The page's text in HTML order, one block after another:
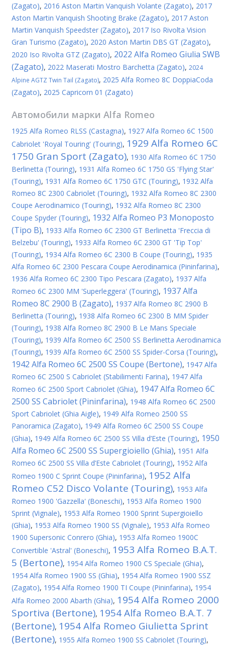
(Zagato), 2016 Aston Martin Vanquish Volante (Zagato), 2017
Aston Martin Vanquish Shooting Brake (Zagato), 2017 Aston
Martin Vanquish Speedster (Zagato), 2017 Iso Rivolta Vision
Gran Turismo (Zagato), 2020 Aston Martin DBS GT (Zagato),
2020 Iso Rivolta GTZ (Zagato), 2022 Alfa Romeo Giulia SWB
(Zagato), 2022 Maserati Mostro Barchetta (Zagato), 2024
Alpine AGTZ Twin Tail (Zagato), 2025 Alfa Romeo 8C DoppiaCoda
(Zagato), 2025 Capricorn 01 (Zagato)
Автомобили марки Alfa Romeo
1925 Alfa Romeo RLSS (Castagna), 1927 Alfa Romeo 6C 1500
Cabriolet 'Royal Touring' (Touring), 1929 Alfa Romeo 6C
1750 Gran Sport (Zagato), 1930 Alfa Romeo 6C 1750
Berlinetta (Touring), 1931 Alfa Romeo 6C 1750 GS 'Flying Star'
(Touring), 1931 Alfa Romeo 6C 1750 GTC (Touring), 1932 Alfa
Romeo 8C 2300 Cabriolet (Touring), 1932 Alfa Romeo 8C 2300
Coupe Aerodinamico (Touring), 1932 Alfa Romeo 8C 2300
Coupe Spyder (Touring), 1932 Alfa Romeo P3 Monoposto
(Tipo B), 1933 Alfa Romeo 6C 2300 GT Berlinetta 'Freccia di
Belzebu' (Touring), 1933 Alfa Romeo 6C 2300 GT 'Tip Top'
(Touring), 1934 Alfa Romeo 6C 2300 B Coupe (Touring), 1935
Alfa Romeo 6C 2300 Pescara Coupe Aerodinamica (Pininfarina),
1936 Alfa Romeo 6C 2300 Tipo Pescara (Zagato), 1937 Alfa
Romeo 6C 2300 MM 'Superleggera' (Touring), 1937 Alfa
Romeo 8C 2900 B (Zagato), 1937 Alfa Romeo 8C 2900 B
Berlinetta (Touring), 1938 Alfa Romeo 6C 2300 B MM Spider
(Touring), 1938 Alfa Romeo 8C 2900 B Le Mans Speciale
(Touring), 1939 Alfa Romeo 6C 2500 SS Berlinetta Aerodinamica
(Touring), 1939 Alfa Romeo 6C 2500 SS Spider-Corsa (Touring),
1942 Alfa Romeo 6C 2500 SS Coupe (Bertone), 1947 Alfa
Romeo 6C 2500 S Cabriolet (Stabilimenti Farina), 1947 Alfa
Romeo 6C 2500 Sport Cabriolet (Ghia), 1947 Alfa Romeo 6C
2500 SS Cabriolet (Pininfarina), 1948 Alfa Romeo 6C 2500
Sport Cabriolet (Ghia Aigle), 1949 Alfa Romeo 2500 SS
Panoramica (Zagato), 1949 Alfa Romeo 6C 2500 SS Coupe
(Ghia), 1949 Alfa Romeo 6C 2500 SS Villa d’Este (Touring), 1950
Alfa Romeo 6C 2500 SS Supergioiello (Ghia), 1951 Alfa
Romeo 6C 2500 SS Villa d’Este Cabriolet (Touring), 1952 Alfa
Romeo 1900 C Sprint Coupe (Pininfarina), 1952 Alfa
Romeo C52 Disco Volante (Touring), 1953 Alfa
Romeo 1900 'Gazzella' (Boneschi), 1953 Alfa Romeo 1900
Sprint (Vignale), 1953 Alfa Romeo 1900 Sprint Supergioiello
(Ghia), 1953 Alfa Romeo 1900 SS (Vignale), 1953 Alfa Romeo
1900 Supersonic Conrero (Ghia), 1953 Alfa Romeo 1900C
Convertible 'Astral' (Boneschi), 1953 Alfa Romeo B.A.T.
5 (Bertone), 1954 Alfa Romeo 1900 CS Speciale (Ghia),
1954 Alfa Romeo 1900 SS (Ghia), 1954 Alfa Romeo 1900 SSZ
(Zagato), 1954 Alfa Romeo 1900 TI Coupe (Pininfarina), 1954
Alfa Romeo 2000 Abarth (Ghia), 1954 Alfa Romeo 2000
Sportiva (Bertone), 1954 Alfa Romeo B.A.T. 7
(Bertone), 1954 Alfa Romeo Giulietta Sprint
(Bertone), 1955 Alfa Romeo 1900 SS Cabriolet (Touring),